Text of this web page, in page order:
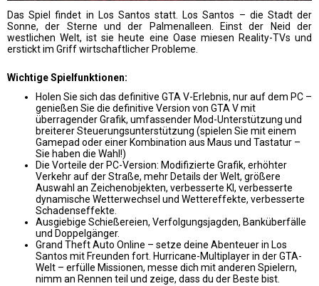
Das Spiel findet in Los Santos statt. Los Santos – die Stadt der
Sonne, der Sterne und der Palmenalleen. Einst der Neid der
westlichen Welt, ist sie heute eine Oase miesen Reality-TVs und
erstickt im Griff wirtschaftlicher Probleme.
Wichtige Spielfunktionen:
Holen Sie sich das definitive GTA V-Erlebnis, nur auf dem PC –
genießen Sie die definitive Version von GTA V mit
überragender Grafik, umfassender Mod-Unterstützung und
breiterer Steuerungsunterstützung (spielen Sie mit einem
Gamepad oder einer Kombination aus Maus und Tastatur –
Sie haben die Wahl!)
Die Vorteile der PC-Version: Modifizierte Grafik, erhöhter
Verkehr auf der Straße, mehr Details der Welt, größere
Auswahl an Zeichenobjekten, verbesserte KI, verbesserte
dynamische Wetterwechsel und Wettereffekte, verbesserte
Schadenseffekte.
Ausgiebige Schießereien, Verfolgungsjagden, Banküberfälle
und Doppelgänger.
Grand Theft Auto Online – setze deine Abenteuer in Los
Santos mit Freunden fort. Hurricane-Multiplayer in der GTA-
Welt – erfülle Missionen, messe dich mit anderen Spielern,
nimm an Rennen teil und zeige, dass du der Beste bist.